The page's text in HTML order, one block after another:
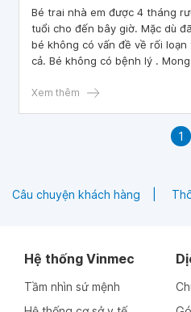
Bé trai nhà em được 4 tháng
tuổi cho đến bây giờ. Mặc dù
bé không có vấn đề về rối
cả. Bé không có bệnh lý .
Xem thêm
1
Câu chuyện khách hàng
Hệ thống Vinmec
Tầm nhìn sứ mệnh